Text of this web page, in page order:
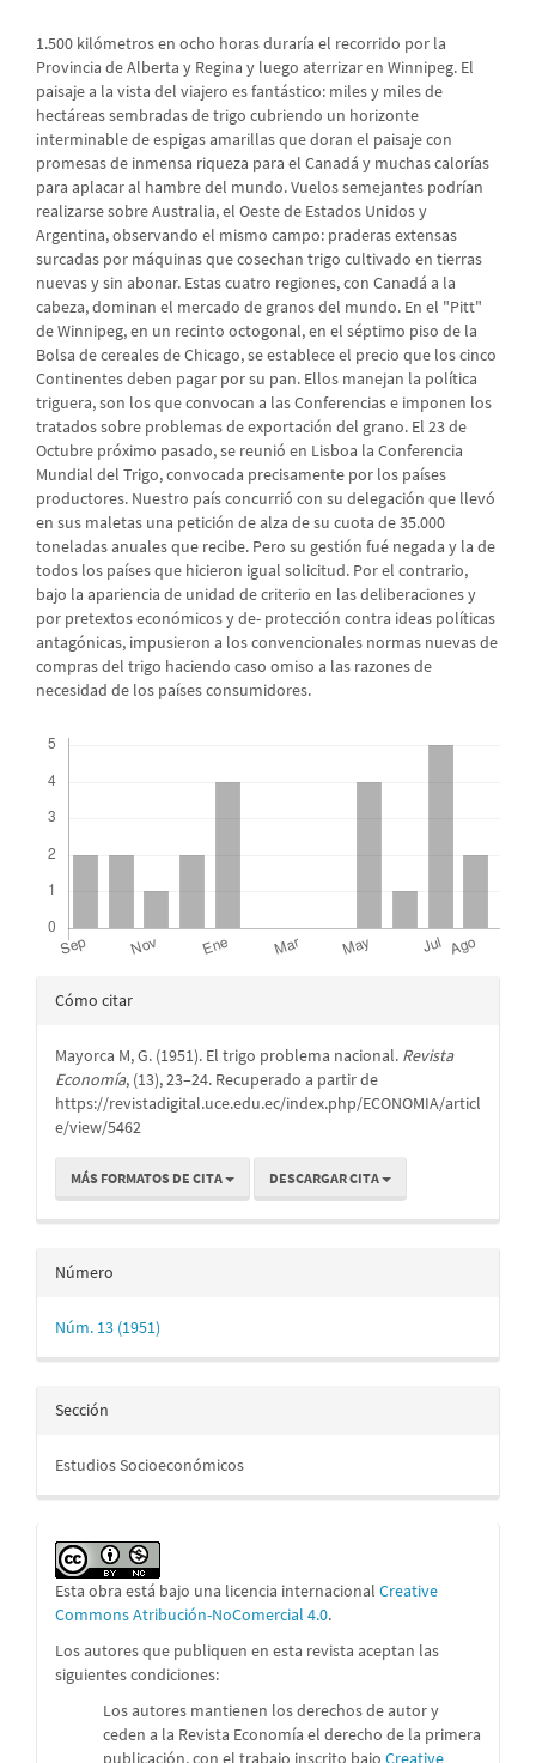
1.500 kilómetros en ocho horas duraría el recorrido por la
Provincia de Alberta y Regina y luego aterrizar en Winnipeg. El
paisaje a la vista del viajero es fantástico: miles y miles de
hectáreas sembradas de trigo cubriendo un horizonte
interminable de espigas amarillas que doran el paisaje con
promesas de inmensa riqueza para el Canadá y muchas calorías
para aplacar al hambre del mundo. Vuelos semejantes podrían
realizarse sobre Australia, el Oeste de Estados Unidos y
Argentina, observando el mismo campo: praderas extensas
surcadas por máquinas que cosechan trigo cultivado en tierras
nuevas y sin abonar. Estas cuatro regiones, con Canadá a la
cabeza, dominan el mercado de granos del mundo. En el "Pitt"
de Winnipeg, en un recinto octogonal, en el séptimo piso de la
Bolsa de cereales de Chicago, se establece el precio que los cinco
Continentes deben pagar por su pan. Ellos manejan la política
triguera, son los que convocan a las Conferencias e imponen los
tratados sobre problemas de exportación del grano. El 23 de
Octubre próximo pasado, se reunió en Lisboa la Conferencia
Mundial del Trigo, convocada precisamente por los países
productores. Nuestro país concurrió con su delegación que llevó
en sus maletas una petición de alza de su cuota de 35.000
toneladas anuales que recibe. Pero su gestión fué negada y la de
todos los países que hicieron igual solicitud. Por el contrario,
bajo la apariencia de unidad de criterio en las deliberaciones y
por pretextos económicos y de- protección contra ideas políticas
antagónicas, impusieron a los convencionales normas nuevas de
compras del trigo haciendo caso omiso a las razones de
necesidad de los países consumidores.
Detalles
artículo
Cómo citar
Mayorca M, G. (1951). El trigo problema nacional. Revista
Economía, (13), 23–24. Recuperado a partir de
https://revistadigital.uce.edu.ec/index.php/ECONOMIA/articl
e/view/5462
MÁS FORMATOS DE CITA DESCARGAR CITA
Número
Núm. 13 (1951)
Sección
Estudios Socioeconómicos
Esta obra está bajo una licencia internacional Creative
Commons Atribución-NoComercial 4.0.
Los autores que publiquen en esta revista aceptan las
siguientes condiciones:
Los autores mantienen los derechos de autor y
ceden a la Revista Economía el derecho de la primera
publicación, con el trabajo inscrito bajo Creative